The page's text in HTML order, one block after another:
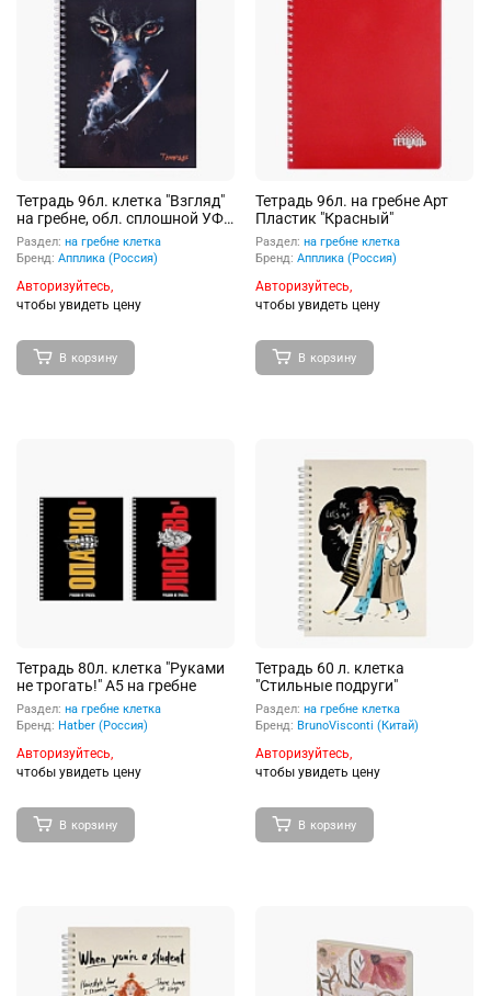
Тетрадь 96л. клетка "Взгляд"
на гребне, обл. сплошной УФ
лак
Раздел: на гребне клетка
Бренд: Апплика (Россия)
Авторизуйтесь,
чтобы увидеть цену
В корзину
Тетрадь 96л. на гребне Арт
Пластик "Красный"
Раздел: на гребне клетка
Бренд: Апплика (Россия)
Авторизуйтесь,
чтобы увидеть цену
В корзину
Тетрадь 80л. клетка "Руками
не трогать!" А5 на гребне
Раздел: на гребне клетка
Бренд: Hatber (Россия)
Авторизуйтесь,
чтобы увидеть цену
В корзину
Тетрадь 60 л. клетка
"Стильные подруги"
Раздел: на гребне клетка
Бренд: BrunoVisconti (Китай)
Авторизуйтесь,
чтобы увидеть цену
В корзину